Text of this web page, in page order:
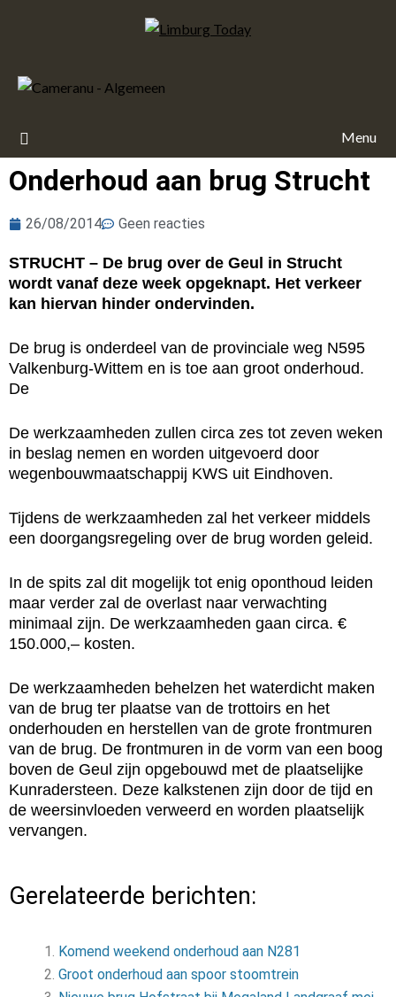
Menu
Onderhoud aan brug Strucht
26/08/2014 Geen reacties
STRUCHT – De brug over de Geul in Strucht
wordt vanaf deze week opgeknapt. Het verkeer
kan hiervan hinder ondervinden.
De brug is onderdeel van de provinciale weg N595
Valkenburg-Wittem en is toe aan groot onderhoud.
De
De werkzaamheden zullen circa zes tot zeven weken
in beslag nemen en worden uitgevoerd door
wegenbouwmaatschappij KWS uit Eindhoven.
Tijdens de werkzaamheden zal het verkeer middels
een doorgangsregeling over de brug worden geleid.
In de spits zal dit mogelijk tot enig oponthoud leiden
maar verder zal de overlast naar verwachting
minimaal zijn. De werkzaamheden gaan circa. €
150.000,– kosten.
De werkzaamheden behelzen het waterdicht maken
van de brug ter plaatse van de trottoirs en het
onderhouden en herstellen van de grote frontmuren
van de brug. De frontmuren in de vorm van een boog
boven de Geul zijn opgebouwd met de plaatselijke
Kunradersteen. Deze kalkstenen zijn door de tijd en
de weersinvloeden verweerd en worden plaatselijk
vervangen.
Gerelateerde berichten:
Komend weekend onderhoud aan N281
Groot onderhoud aan spoor stoomtrein